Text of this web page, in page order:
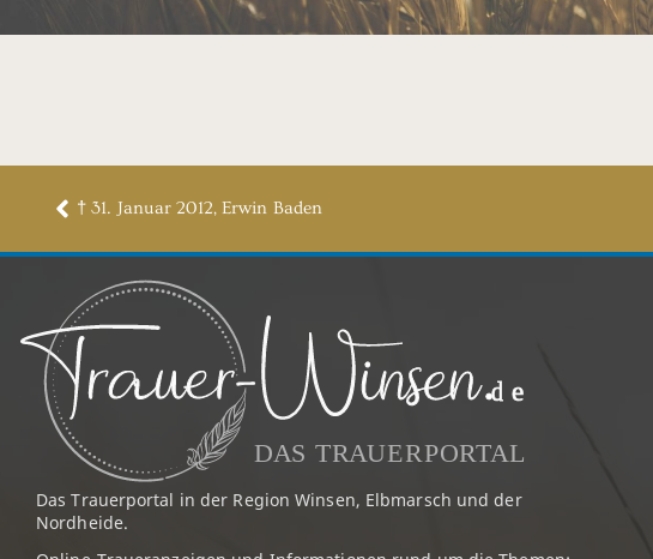
† 31. Januar 2012, Erwin Baden
Das Trauerportal in der Region Winsen, Elbmarsch und der
Nordheide.